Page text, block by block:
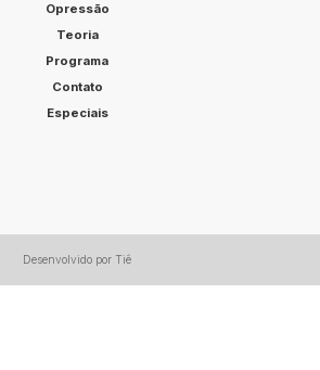
Opressão
Teoria
Programa
Contato
Especiais
Desenvolvido por Tiê